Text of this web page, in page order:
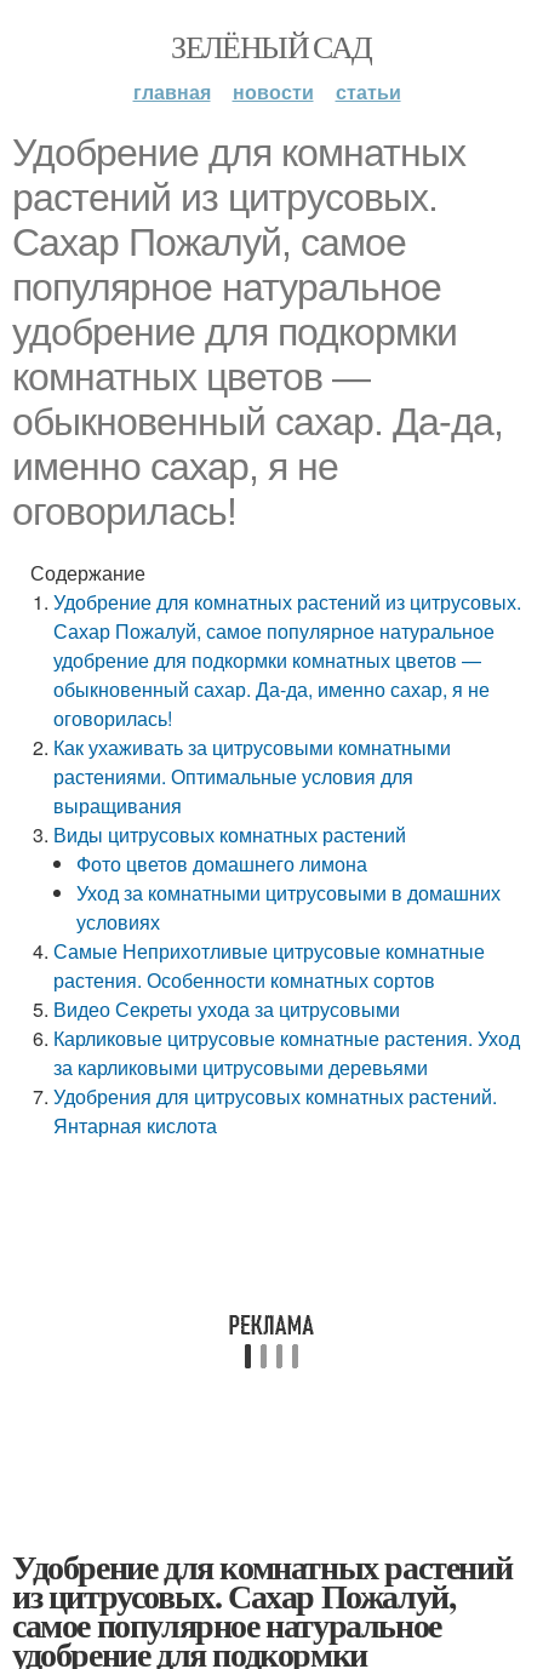
ЗЕЛЁНЫЙ САД
главная новости статьи
Удобрение для комнатных
растений из цитрусовых.
Сахар Пожалуй, самое
популярное натуральное
удобрение для подкормки
комнатных цветов —
обыкновенный сахар. Да-да,
именно сахар, я не
оговорилась!
Содержание
Удобрение для комнатных растений из цитрусовых.
Сахар Пожалуй, самое популярное натуральное
удобрение для подкормки комнатных цветов —
обыкновенный сахар. Да-да, именно сахар, я не
оговорилась!
Как ухаживать за цитрусовыми комнатными
растениями. Оптимальные условия для
выращивания
Виды цитрусовых комнатных растений
Фото цветов домашнего лимона
Уход за комнатными цитрусовыми в домашних
условиях
Самые Неприхотливые цитрусовые комнатные
растения. Особенности комнатных сортов
Видео Секреты ухода за цитрусовыми
Карликовые цитрусовые комнатные растения. Уход
за карликовыми цитрусовыми деревьями
Удобрения для цитрусовых комнатных растений.
Янтарная кислота
Удобрение для комнатных растений
из цитрусовых. Сахар Пожалуй,
самое популярное натуральное
удобрение для подкормки